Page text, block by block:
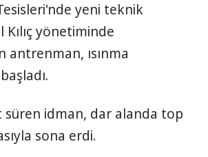
yeni teknik
yönetiminde
antrenman, ısınma
süren idman, dar alanda top
sona erdi.